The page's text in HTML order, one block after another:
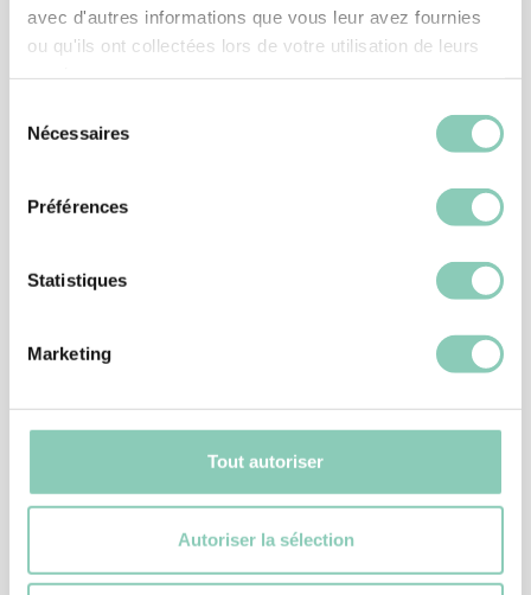
avec d'autres informations que vous leur avez fournies
ou qu'ils ont collectées lors de votre utilisation de leurs
Nécessaires
Préférences
Statistiques
Marketing
Tout autoriser
Autoriser la sélection
CHAUSSURE MONTANA